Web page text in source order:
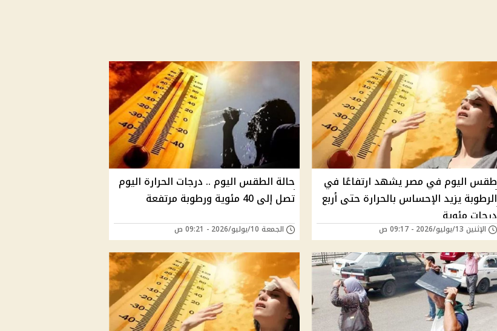
طقس اليوم في مصر يشهد ارتفاعًا في
الرطوبة يزيد الإحساس بالحرارة حتى أربع
درجات مئوية
الإثنين 13/يوليو/2026 - 09:17 ص
حالة الطقس اليوم .. درجات الحرارة اليوم
تصل إلى 40 مئوية ورطوبة مرتفعة
الجمعة 10/يوليو/2026 - 09:21 ص